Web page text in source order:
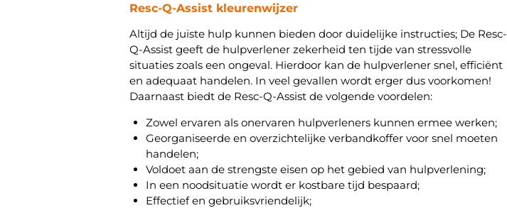
Resc-Q-Assist kleurenwijzer
Altijd de juiste hulp kunnen bieden door duidelijke instructies; De Resc-
Q-Assist geeft de hulpverlener zekerheid ten tijde van stressvolle
situaties zoals een ongeval. Hierdoor kan de hulpverlener snel, efficiënt
en adequaat handelen. In veel gevallen wordt erger dus voorkomen!
Daarnaast biedt de Resc-Q-Assist de volgende voordelen:
Zowel ervaren als onervaren hulpverleners kunnen ermee werken;
Georganiseerde en overzichtelijke verbandkoffer voor snel moeten
handelen;
Voldoet aan de strengste eisen op het gebied van hulpverlening;
In een noodsituatie wordt er kostbare tijd bespaard;
Effectief en gebruiksvriendelijk;